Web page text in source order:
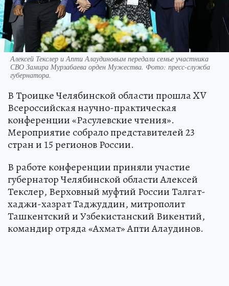
Алексей Текслер и Апти Алаудиновым передали семье участника
СВО Замира Мурзабаева орден Мужества. Фото: пресс-служба
губернатора.
В Троицке Челябинской области прошла XV
Всероссийская научно-практическая
конференции «Расулевские чтения».
Мероприятие собрало представителей 23
стран и 15 регионов России.
В работе конференции приняли участие
губернатор Челябинской области Алексей
Текслер, Верховный муфтий России Талгат-
хаджи-хазрат Таджуддин, митрополит
Ташкентский и Узбекистанский Викентий,
командир отряда «Ахмат» Апти Алаудинов.